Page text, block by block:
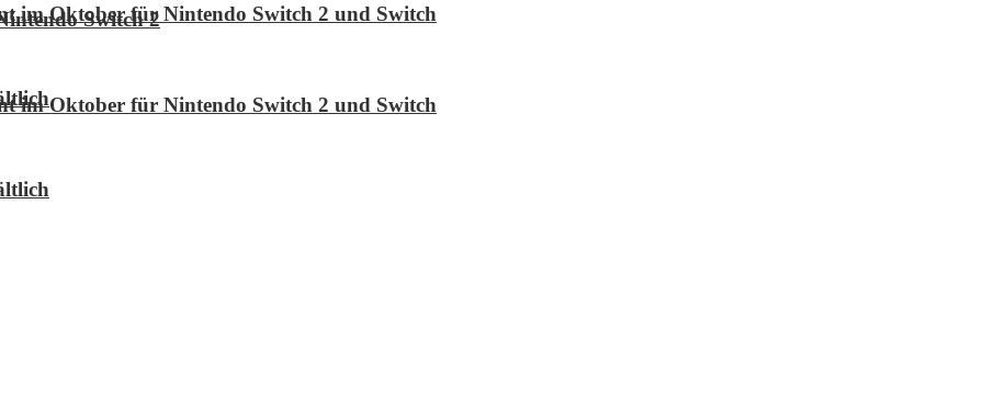
im Oktober für Nintendo Switch 2 und Switch
Switch 2
im Oktober für Nintendo Switch 2 und Switch